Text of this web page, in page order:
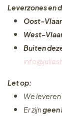
Leverzones en
Oost-
West-
Buiten
Let op:
We leveren
Er zijngeen